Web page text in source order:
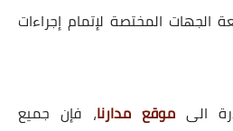
الجهات المختصة لإتمام إجراءات
الىموقع مدارنا، فإن جميع